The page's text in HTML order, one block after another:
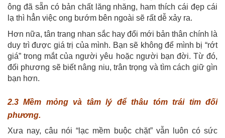
ông đã sẵn có bản chất lăng nhăng, ham thích cái đẹp cái
lạ thì hẳn việc ong bướm bên ngoài sẽ rất dễ xảy ra.
Hơn nữa, tân trang nhan sắc hay đổi mới bản thân chính là
duy trì được giá trị của mình. Bạn sẽ không để mình bị “rớt
giá” trong mắt của người yêu hoặc người bạn đời. Từ đó,
đối phương sẽ biết nâng niu, trân trọng và tìm cách giữ gìn
bạn hơn.
2.3 Mềm mỏng và tâm lý để thâu tóm trái tim đối
phương.
Xưa nay, câu nói “lạc mềm buộc chặt” vẫn luôn có sức